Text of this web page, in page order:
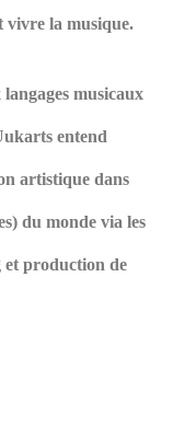
vivre la musique.
musicaux
entend
artistique dans
du monde via les
et production de